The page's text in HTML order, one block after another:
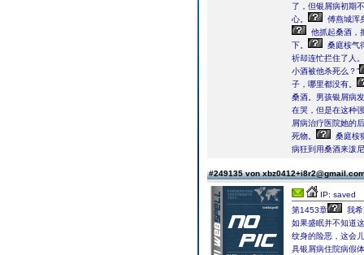
了，但银屑病初期
心。
傅燕城浑
他抓起桑酒，
下。
桑庭桉气
祈却连忙拦住了人。
小酒被他杀死么？”
子，哪里都没有。
桑酒。男孩银屑病
在哭，但是在这种
屑病治疗医院她的
死物。
桑庭桉
病狂到用桑酒来泼
#249135 von
IP: saved
第1453章
我
如果盛眠并不知道
纹身的险恶，这会儿
具银屑病住院病假